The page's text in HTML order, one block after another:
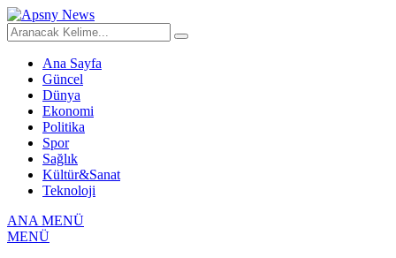
Ana Sayfa
Güncel
Dünya
Ekonomi
Politika
Spor
Sağlık
Kültür&Sanat
Teknoloji
ANA MENÜ
MENÜ